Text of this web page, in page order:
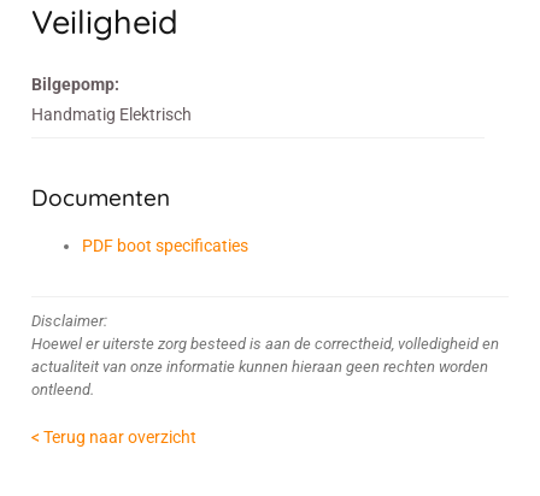
Veiligheid
Bilgepomp:
Handmatig Elektrisch
Documenten
PDF boot specificaties
Disclaimer:
Hoewel er uiterste zorg besteed is aan de correctheid, volledigheid en
actualiteit van onze informatie kunnen hieraan geen rechten worden
ontleend.
< Terug naar overzicht